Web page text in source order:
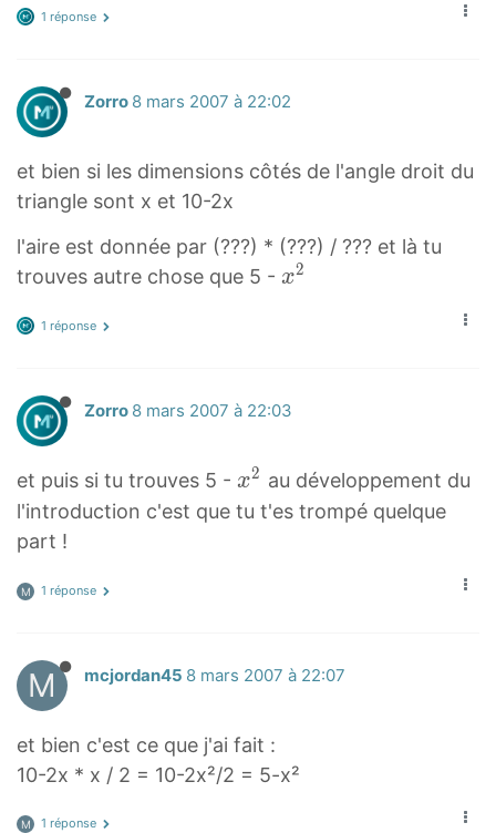
1 réponse
Zorro 8 mars 2007 à 22:02
et bien si les dimensions côtés de l'angle droit du
triangle sont x et 10-2x
l'aire est donnée par (???) * (???) / ??? et là tu
trouves autre chose que 5 - x
x2
1 réponse
Zorro 8 mars 2007 à 22:03
et puis si tu trouves 5 - x
2
x2 au développement du
l'introduction c'est que tu t'es trompé quelque
part !
M 1 réponse
M mcjordan45 8 mars 2007 à 22:07
et bien c'est ce que j'ai fait :
10-2x * x / 2 = 10-2x²/2 = 5-x²
M 1 réponse